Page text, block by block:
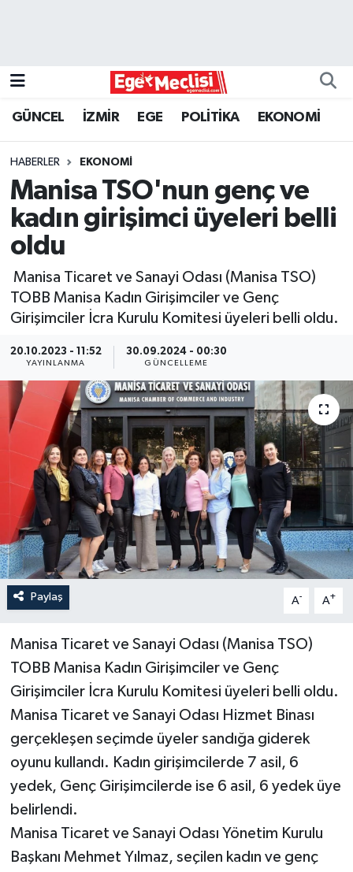
GÜNCEL İZMİR EGE POLİTİKA EKONOMİ
HABERLER EKONOMİ
Manisa TSO'nun genç ve
kadın girişimci üyeleri belli
oldu
Manisa Ticaret ve Sanayi Odası (Manisa TSO)
TOBB Manisa Kadın Girişimciler ve Genç
Girişimciler İcra Kurulu Komitesi üyeleri belli oldu.
20.10.2023 - 11:52
YAYINLANMA
30.09.2024 - 00:30
GÜNCELLEME
Paylaş A- A+
Manisa Ticaret ve Sanayi Odası (Manisa TSO)
TOBB Manisa Kadın Girişimciler ve Genç
Girişimciler İcra Kurulu Komitesi üyeleri belli oldu.
Manisa Ticaret ve Sanayi Odası Hizmet Binası
gerçekleşen seçimde üyeler sandığa giderek
oyunu kullandı. Kadın girişimcilerde 7 asil, 6
yedek, Genç Girişimcilerde ise 6 asil, 6 yedek üye
belirlendi.
Manisa Ticaret ve Sanayi Odası Yönetim Kurulu
Başkanı Mehmet Yılmaz, seçilen kadın ve genç
GÜNCEL
İZMİR
ÖZEL HABER
Programlar
YAŞAM